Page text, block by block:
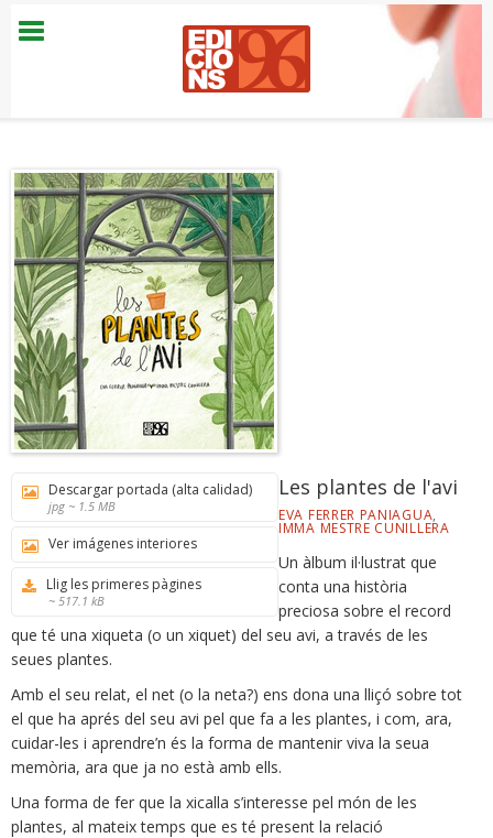
Descargar portada (alta calidad)
jpg ~ 1.5 MB
Ver imágenes interiores
Llig les primeres pàgines
~ 517.1 kB
Les plantes de l'avi
EVA FERRER PANIAGUA,
IMMA MESTRE CUNILLERA
Un àlbum il·lustrat que
conta una història
preciosa sobre el record
que té una xiqueta (o un xiquet) del seu avi, a través de les
seues plantes.
Amb el seu relat, el net (o la neta?) ens dona una lliçó sobre tot
el que ha aprés del seu avi pel que fa a les plantes, i com, ara,
cuidar-les i aprendre’n és la forma de mantenir viva la seua
memòria, ara que ja no està amb ells.
Una forma de fer que la xicalla s’interesse pel món de les
plantes, al mateix temps que es té present la relació